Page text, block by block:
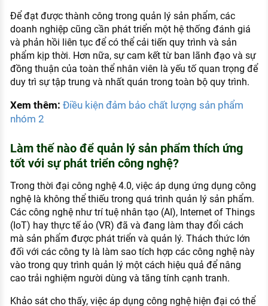
Để đạt được thành công trong quản lý sản phẩm, các
doanh nghiệp cũng cần phát triển một hệ thống đánh giá
và phản hồi liên tục để có thể cải tiến quy trình và sản
phẩm kịp thời. Hơn nữa, sự cam kết từ ban lãnh đạo và sự
đồng thuận của toàn thể nhân viên là yếu tố quan trọng để
duy trì sự tập trung và nhất quán trong toàn bộ quy trình.
Xem thêm: Điều kiện đảm bảo chất lượng sản phẩm
nhóm 2
Làm thế nào để quản lý sản phẩm thích ứng
tốt với sự phát triển công nghệ?
Trong thời đại công nghệ 4.0, việc áp dụng ứng dụng công
nghệ là không thể thiếu trong quá trình quản lý sản phẩm.
Các công nghệ như trí tuệ nhân tạo (AI), Internet of Things
(IoT) hay thực tế ảo (VR) đã và đang làm thay đổi cách
mà sản phẩm được phát triển và quản lý. Thách thức lớn
đối với các công ty là làm sao tích hợp các công nghệ này
vào trong quy trình quản lý một cách hiệu quả để nâng
cao trải nghiệm người dùng và tăng tính cạnh tranh.
Khảo sát cho thấy, việc áp dụng công nghệ hiện đại có thể